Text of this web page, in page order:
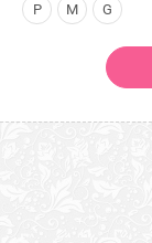
P M G